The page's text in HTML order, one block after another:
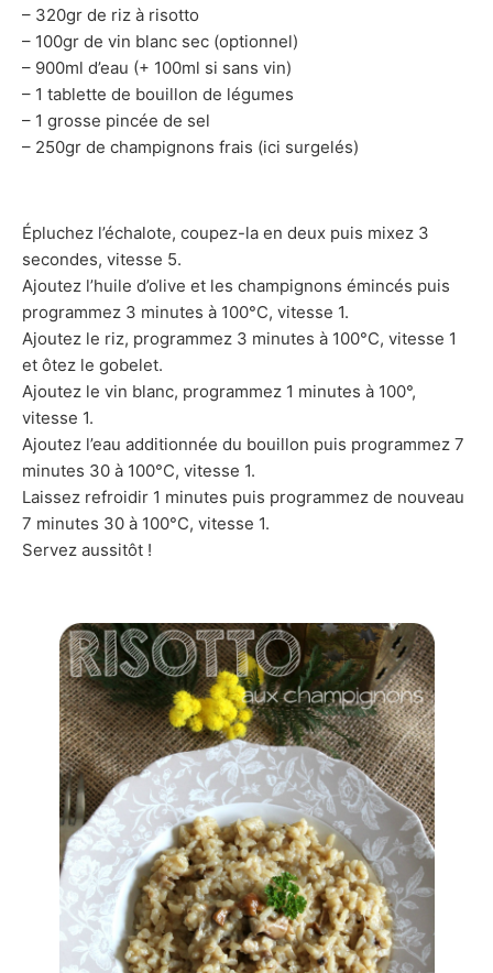
– 320gr de riz à risotto
– 100gr de vin blanc sec (optionnel)
– 900ml d’eau (+ 100ml si sans vin)
– 1 tablette de bouillon de légumes
– 1 grosse pincée de sel
– 250gr de champignons frais (ici surgelés)
Épluchez l’échalote, coupez-la en deux puis mixez 3
secondes, vitesse 5.
Ajoutez l’huile d’olive et les champignons émincés puis
programmez 3 minutes à 100°C, vitesse 1.
Ajoutez le riz, programmez 3 minutes à 100°C, vitesse 1
et ôtez le gobelet.
Ajoutez le vin blanc, programmez 1 minutes à 100°,
vitesse 1.
Ajoutez l’eau additionnée du bouillon puis programmez 7
minutes 30 à 100°C, vitesse 1.
Laissez refroidir 1 minutes puis programmez de nouveau
7 minutes 30 à 100°C, vitesse 1.
Servez aussitôt !